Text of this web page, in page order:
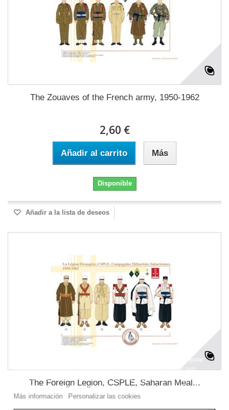
The Zouaves of the French army, 1950-1962
2,60 €
Añadir al carrito Más
Disponible
Añadir a la lista de deseos
The Foreign Legion, CSPLE, Saharan Meal...
Este sitio web utiliza cookies propias y de terceros para mejorar
nuestros servicios y mostrarle publicidad relacionada con sus
preferencias mediante el análisis de sus hábitos de navegación.
Para dar su consentimiento sobre su uso pulse el botón Acepto.
Más información
Personalizar las cookies